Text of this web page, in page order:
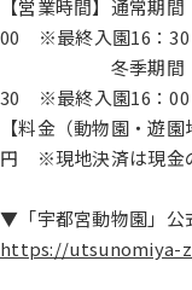
【営業時間】通常期
00 ※最終入園16：30
冬季期間（1月
30 ※最終入園16：00
【料金（動物園・遊
円 ※現地決済は現金
▼「宇都宮動物園」公
https://utsunomiya-